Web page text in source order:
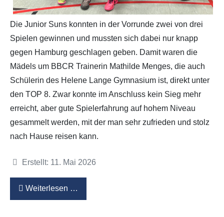
Die Junior Suns konnten in der Vorrunde zwei von drei
Spielen gewinnen und mussten sich dabei nur knapp
gegen Hamburg geschlagen geben. Damit waren die
Mädels um BBCR Trainerin Mathilde Menges, die auch
Schülerin des Helene Lange Gymnasium ist, direkt unter
den TOP 8. Zwar konnte im Anschluss kein Sieg mehr
erreicht, aber gute Spielerfahrung auf hohem Niveau
gesammelt werden, mit der man sehr zufrieden und stolz
nach Hause reisen kann.
Details
Erstellt: 11. Mai 2026
Weiterlesen …